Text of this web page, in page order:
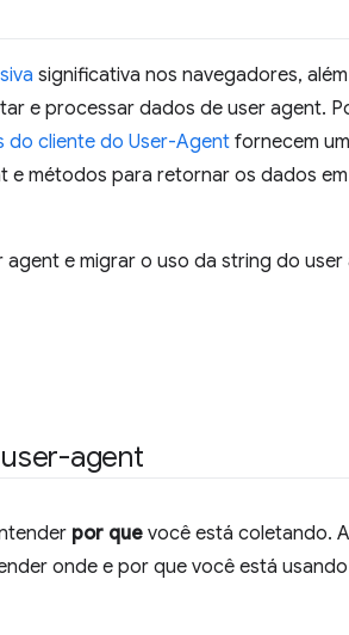
significativa nos navegadores,
e processar dados de user agent.
do cliente do User-Agent fornecem
e métodos para retornar os dados
e migrar o uso da string do user
agent
por que você está coletando.
onde e por que você está